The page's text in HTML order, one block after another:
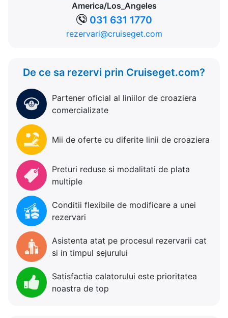
America/Los_Angeles
031 631 1770
rezervari@cruiseget.com
De ce sa rezervi prin Cruiseget.com?
Partener oficial al liniilor de croaziera
comercializate
Mii de oferte cu diferite linii de croaziera
Preturi reduse si modalitati de plata
multiple
Conditii flexibile de modificare a unei
rezervari
Asistenta atat pe procesul rezervarii cat
si in timpul sejurului
Satisfactia calatorului este prioritatea
noastra de top